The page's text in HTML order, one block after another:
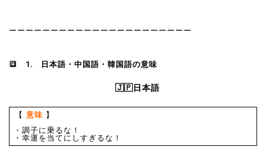
ーーーーーーーーーーーーーーーーーーーーーー
🔳 1. 日本語・中国語・韓国語の意味
🇯🇵日本語
【 意味 】
・調子に乗るな！
・幸運を当てにしすぎるな！